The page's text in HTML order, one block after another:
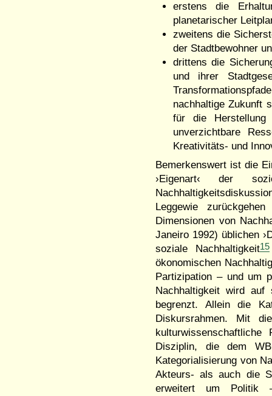
erstens die
planetarischer
zweitens die
der Stadtbewohner
drittens die
und ihrer
nachhaltige Zukunft
für die Herstellung
unverzichtbare
Kreativitäts- und
Bemerkenswert ist die
›Eigenart‹ der
Leggewie
Dimensionen von
Janeiro 1992) üblichen
soziale Nachhaltigkeit15
ökonomischen
Partizipation – und um
Nachhaltigkeit wird auf
begrenzt. Allein die
Diskursrahmen. Mit
Disziplin, die dem
Kategorialisierung von
Akteurs- als auch die
erweitert um Politik